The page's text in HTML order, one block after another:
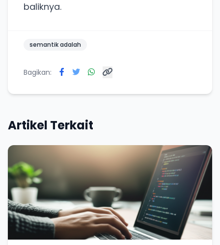
baliknya.
semantik adalah
Bagikan:
Artikel Terkait